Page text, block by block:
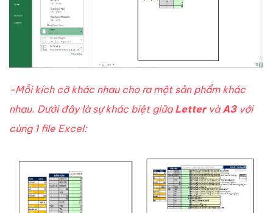
-Mỗi kích cỡ khác nhau cho ra một sản phẩm khác
nhau. Dưới đây là sự khác biệt giữa LettervàA3với
cùng 1 file Excel: